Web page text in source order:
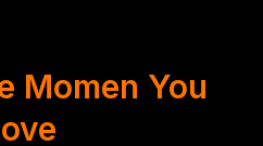
Momen You